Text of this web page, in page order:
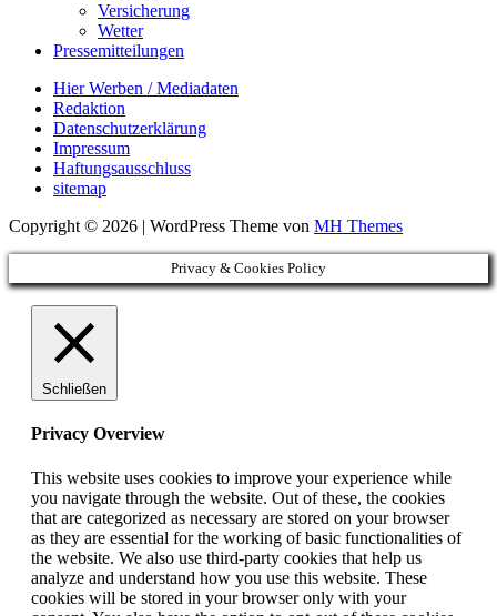
Versicherung
Wetter
Pressemitteilungen
Hier Werben / Mediadaten
Redaktion
Datenschutzerklärung
Impressum
Haftungsausschluss
sitemap
Copyright © 2026 | WordPress Theme von MH Themes
Privacy & Cookies Policy
Schließen
Privacy Overview
This website uses cookies to improve your experience while
you navigate through the website. Out of these, the cookies
that are categorized as necessary are stored on your browser
as they are essential for the working of basic functionalities of
the website. We also use third-party cookies that help us
analyze and understand how you use this website. These
cookies will be stored in your browser only with your